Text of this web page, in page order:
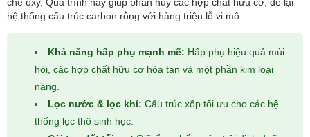
hệ thống cấu trúc carbon rỗng với hàng triệu lỗ vi mô.
Khả năng hấp phụ mạnh mẽ: Hấp phụ hiệu quả mùi
hôi, các hợp chất hữu cơ hòa tan và một phần kim loại
nặng.
Lọc nước & lọc khí: Cấu trúc xốp tối ưu cho các hệ
thống lọc thô sinh học.